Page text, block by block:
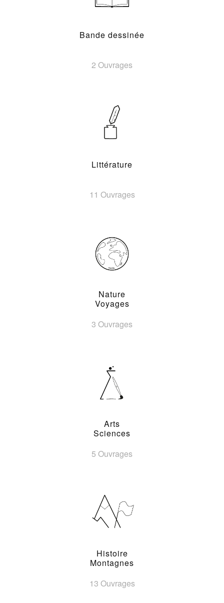
Bande dessinée
2 Ouvrages
Littérature
11 Ouvrages
Nature
Voyages
3 Ouvrages
Arts
Sciences
5 Ouvrages
Histoire
Montagnes
13 Ouvrages